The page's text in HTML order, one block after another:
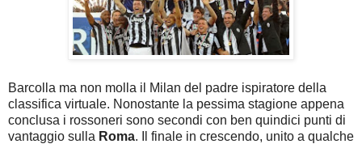
Barcolla ma non molla il Milan del padre ispiratore della
classifica virtuale. Nonostante la pessima stagione appena
conclusa i rossoneri sono secondi con ben quindici punti di
vantaggio sulla Roma. Il finale in crescendo, unito a qualche